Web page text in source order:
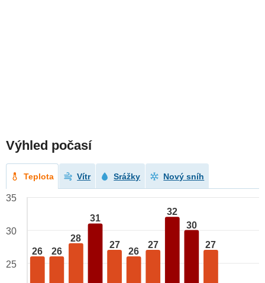
Výhled počasí
Teplota Vítr Srážky Nový sníh
26 26
28
31
27
26
27
32
30
27
35
30
25